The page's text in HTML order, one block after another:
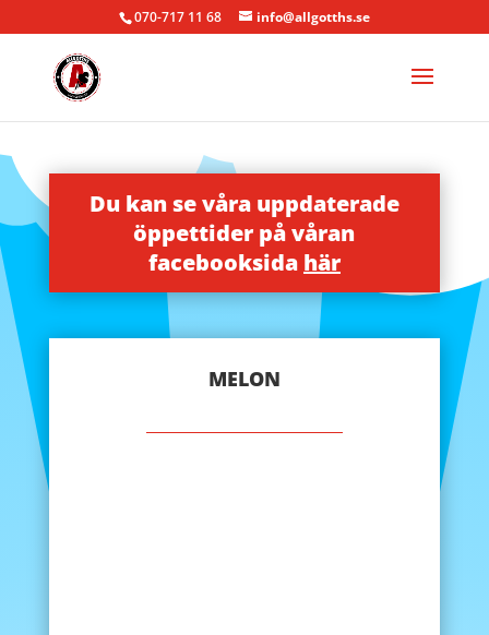
070-717 11 68 info@allgotths.se
Du kan se våra uppdaterade
öppettider på våran
facebooksida här
MELON